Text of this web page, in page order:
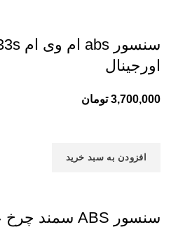
اورجینال
3,700,000 تومان
افزودن به سبد خرید
سنسور ABS سمند چرخ عقب راست کروز